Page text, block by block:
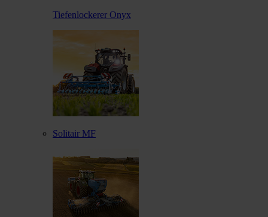
Tiefenlockerer Onyx
Solitair MF